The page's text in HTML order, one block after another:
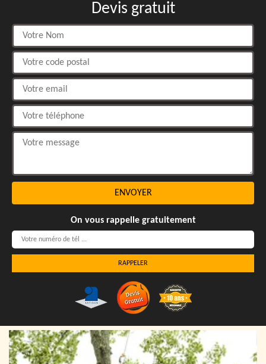
Devis gratuit
On vous rappelle gratuitement